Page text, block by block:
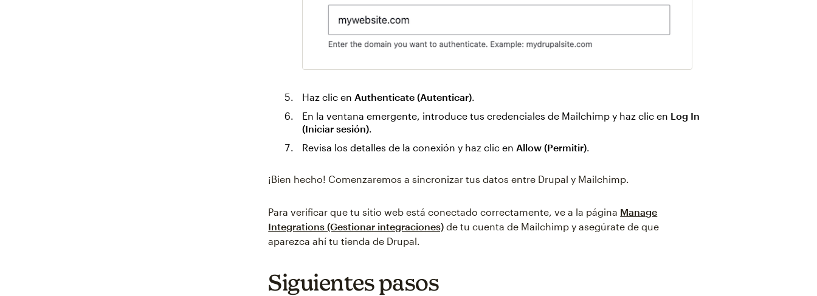
Haz clic en Authenticate (Autenticar)
En la ventana emergente, introduce tus credenciales de Mailchimp y haz clic en Log In
(Iniciar sesión)
Revisa los detalles de la conexión y haz clic en Allow (Permitir)
¡Bien hecho! Comenzaremos a sincronizar tus datos entre Drupal y Mailchimp.
Para verificar que tu sitio web está conectado correctamente, ve a la página Manage
Integrations (Gestionar integraciones) de tu cuenta de Mailchimp y asegúrate de que
aparezca ahí tu tienda de Drupal.
Siguientes pasos